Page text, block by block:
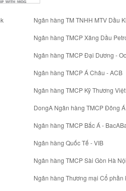
Ngân hàng TM TNHH MTV Dầu
Ngân hàng TMCP Xăng Dầu
Ngân hàng TMCP Đại Dương -
Ngân hàng TMCP Á Châu - ACB
Ngân hàng TMCP Kỹ Thương
DongA Ngân hàng TMCP Đông
Ngân hàng TMCP Bắc Á -
Ngân hàng Quốc Tế - VIB
Ngân hàng TMCP Sài Gòn Hà
Ngân hàng Thương mại Cổ phần